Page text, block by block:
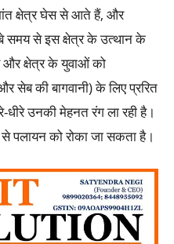
क्षेत्र घेस से आते हैं, और
समय से इस क्षेत्र के उत्थान के
और क्षेत्र के युवाओं को
सेब की बागवानी) के लिए प्ररित
उनकी मेहनत रंग ला रही है।
पलायन को रोका जा सकता है।